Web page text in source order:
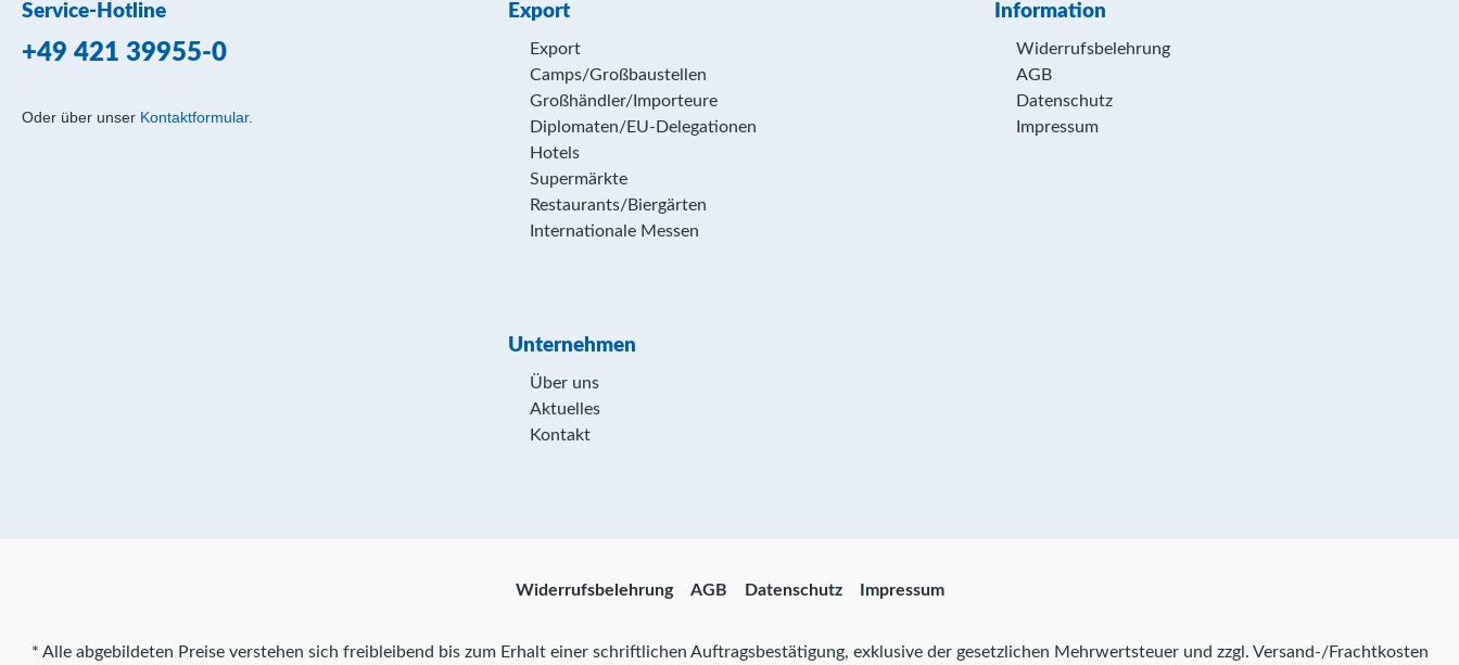
Service-Hotline
+49 421 39955-0
Oder über unser Kontaktformular.
Export
Export
Camps/Großbaustellen
Großhändler/Importeure
Diplomaten/EU-Delegationen
Hotels
Supermärkte
Restaurants/Biergärten
Internationale Messen
Information
Widerrufsbelehrung
AGB
Datenschutz
Impressum
Unternehmen
Über uns
Aktuelles
Kontakt
Widerrufsbelehrung AGB Datenschutz Impressum
* Alle abgebildeten Preise verstehen sich freibleibend bis zum Erhalt einer schriftlichen Auftragsbestätigung, exklusive der gesetzlichen Mehrwertsteuer und zzgl. Versand-/Frachtkosten